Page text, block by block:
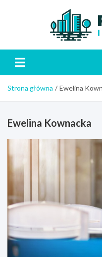
Strona główna Ewelina
Ewelina Kownacka